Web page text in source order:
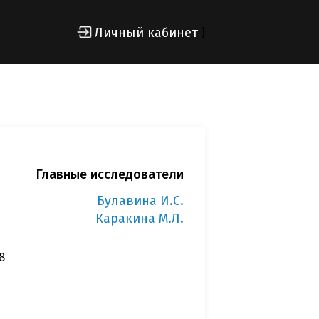
Личный кабинет
Главные исследователи
Булавина И.С.
Каракина М.Л.